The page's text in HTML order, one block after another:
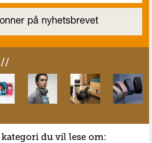
du vil lese om: